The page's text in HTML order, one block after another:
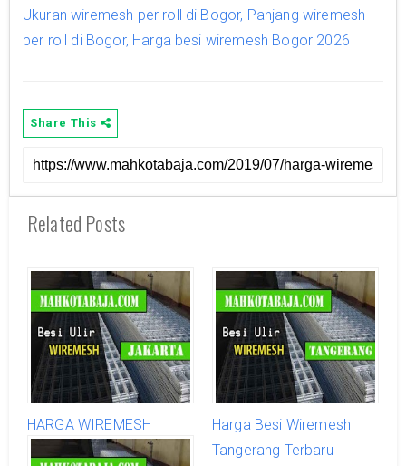
Ukuran wiremesh per roll di Bogor, Panjang wiremesh
per roll di Bogor, Harga besi wiremesh Bogor 2026
Share This
Related Posts
HARGA WIREMESH
JAKARTA BARAT PER
Harga Besi Wiremesh
Tangerang Terbaru